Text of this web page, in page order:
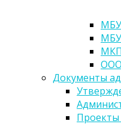
ООО
Документы